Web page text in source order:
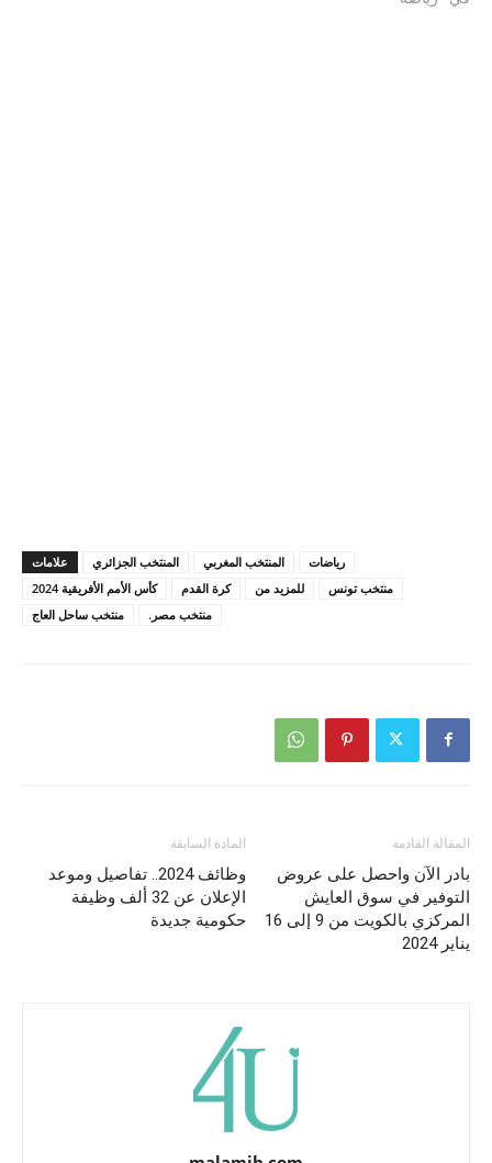
علامات المنتخب الجزائري المنتخب المغربي
رياضات
كأس الأمم الأفريقية 2024
كرة القدم للمزيد من
منتخب تونس
منتخب ساحل العاج
منتخب مصر.
المادة السابقة
وظائف 2024.. تفاصيل وموعد
الإعلان عن 32 ألف وظيفة
حكومية جديدة
المقالة القادمة
بادر الآن واحصل على عروض
التوفير في سوق العايش
المركزي بالكويت من 9 إلى 16
يناير 2024